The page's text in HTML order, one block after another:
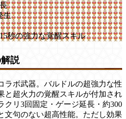
生
秒の強力な覚醒スキル
説
ラボ武器。バルドルの超強力な性
と超火力の覚醒スキルが付加され
クリ3回固定・ゲージ延長・約300
文句のない超高性能。ただし効果